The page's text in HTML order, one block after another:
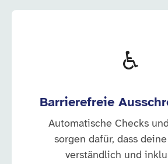
♿
Barrierefreie
Automatische Checks
sorgen dafür, dass
verständlich und